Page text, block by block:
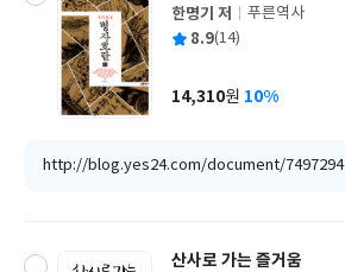
글
쓴
한명기 저
출
사
푸른역사
평 8.9(14)
가
14,310원 10%
http://blog.yes24.com/document/7497294
산사로 가는 즐거움